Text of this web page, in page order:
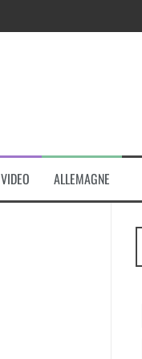
VIDEO ALLEMAGNE